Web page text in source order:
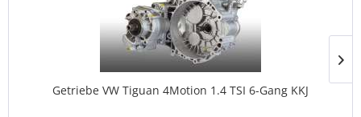
Getriebe VW Tiguan 4Motion 1.4 TSI 6-Gang KKJ